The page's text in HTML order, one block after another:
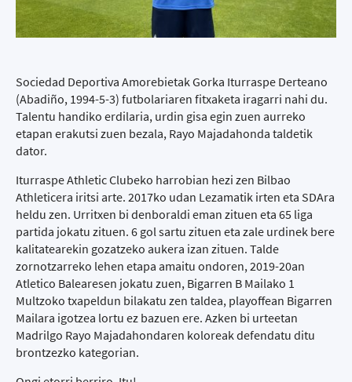
Sociedad Deportiva Amorebietak Gorka Iturraspe Derteano
(Abadiño, 1994-5-3) futbolariaren fitxaketa iragarri nahi du.
Talentu handiko erdilaria, urdin gisa egin zuen aurreko
etapan erakutsi zuen bezala, Rayo Majadahonda taldetik
dator.
Iturraspe Athletic Clubeko harrobian hezi zen Bilbao
Athleticera iritsi arte. 2017ko udan Lezamatik irten eta SDAra
heldu zen. Urritxen bi denboraldi eman zituen eta 65 liga
partida jokatu zituen. 6 gol sartu zituen eta zale urdinek bere
kalitatearekin gozatzeko aukera izan zituen. Talde
zornotzarreko lehen etapa amaitu ondoren, 2019-20an
Atletico Balearesen jokatu zuen, Bigarren B Mailako 1
Multzoko txapeldun bilakatu zen taldea, playoffean Bigarren
Mailara igotzea lortu ez bazuen ere. Azken bi urteetan
Madrilgo Rayo Majadahondaren koloreak defendatu ditu
brontzezko kategorian.